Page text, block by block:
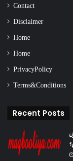
Contact
Disclaimer
Home
Home
Privacy Policy
Terms & Conditions
Recent Posts